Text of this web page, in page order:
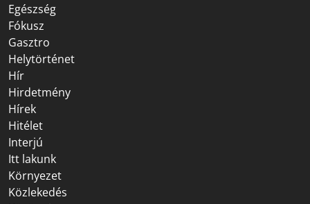
Egészség
Fókusz
Gasztro
Helytörténet
Hír
Hirdetmény
Hírek
Hitélet
Interjú
Itt lakunk
Környezet
Közlekedés